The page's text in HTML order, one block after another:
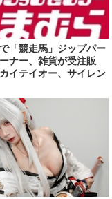
「競走馬」ジップパー
ナー、雑貨が受注販
イテイオー、サイレン
ど名馬5頭をデザイン